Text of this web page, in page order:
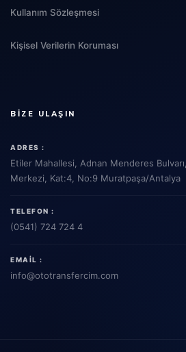
Kullanım Sözleşmesi
Kişisel Verilerin Koruması
BIZE ULAŞIN
ADRES :
Etiler Mahallesi, Adnan Menderes
Merkezi, Kat:4, No:9 Muratpaşa/Antalya
TELEFON :
(0541) 724 724 4
EMAIL :
info@ototransfercim.com